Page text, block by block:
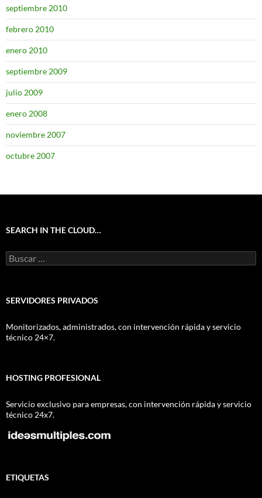
septiembre 2010
febrero 2010
enero 2010
septiembre 2009
julio 2009
enero 2008
noviembre 2007
octubre 2007
SEARCH IN THE CLOUD…
Buscar:
SERVIDORES PRIVADOS
Monitorizados, administrados, con intervención rápida y servicio
técnico 24×7.
HOSTING PROFESIONAL
Servicio exclusivo para empresas, con intervención rápida y servicio
técnico 24x7.
ETIQUETAS